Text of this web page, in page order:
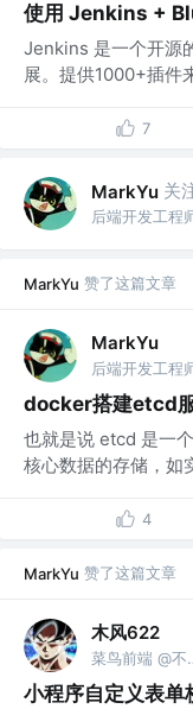
使用 Jenkins +
Jenkins 是一个开源
展。提供1000+插件
7
MarkYu 关
后端开发工程
MarkYu 赞了这篇文章
MarkYu
后端开发工程
docker搭建etcd
也就是说 etcd 是一
核心数据的存储，如
4
MarkYu 赞了这篇文章
木风622
菜鸟前
小程序自定义表单